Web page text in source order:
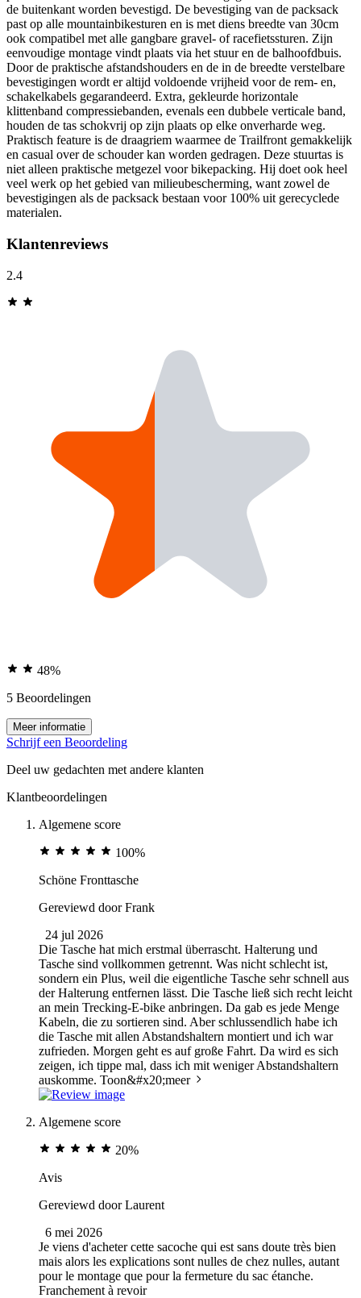
de buitenkant worden bevestigd. De bevestiging van de packsack
past op alle mountainbikesturen en is met diens breedte van 30cm
ook compatibel met alle gangbare gravel- of racefietssturen. Zijn
eenvoudige montage vindt plaats via het stuur en de balhoofdbuis.
Door de praktische afstandshouders en de in de breedte verstelbare
bevestigingen wordt er altijd voldoende vrijheid voor de rem- en,
schakelkabels gegarandeerd. Extra, gekleurde horizontale
klittenband compressiebanden, evenals een dubbele verticale band,
houden de tas schokvrij op zijn plaats op elke onverharde weg.
Praktisch feature is de draagriem waarmee de Trailfront gemakkelijk
en casual over de schouder kan worden gedragen. Deze stuurtas is
niet alleen praktische metgezel voor bikepacking. Hij doet ook heel
veel werk op het gebied van milieubescherming, want zowel de
bevestigingen als de packsack bestaan voor 100% uit gerecyclede
materialen.
Klantenreviews
2.4
48%
5 Beoordelingen
Meer informatie
Schrijf een Beoordeling
Deel uw gedachten met andere klanten
Klantbeoordelingen
Algemene score
100%
Schöne Fronttasche
Gereviewd doorFrank
24 jul 2026
Die Tasche hat mich erstmal überrascht. Halterung und
Tasche sind vollkommen getrennt. Was nicht schlecht ist,
sondern ein Plus, weil die eigentliche Tasche sehr schnell aus
der Halterung entfernen lässt. Die Tasche ließ sich recht leicht
an mein Trecking-E-bike anbringen. Da gab es jede Menge
Kabeln, die zu sortieren sind. Aber schlussendlich habe ich
die Tasche mit allen Abstandshaltern montiert und ich war
zufrieden. Morgen geht es auf große Fahrt. Da wird es sich
zeigen, ich tippe mal, dass ich mit weniger Abstandshaltern
auskomme. Toon&#x20;meer
Algemene score
20%
Avis
Gereviewd doorLaurent
6 mei 2026
Je viens d'acheter cette sacoche qui est sans doute très bien
mais alors les explications sont nulles de chez nulles, autant
pour le montage que pour la fermeture du sac étanche.
Franchement à revoir